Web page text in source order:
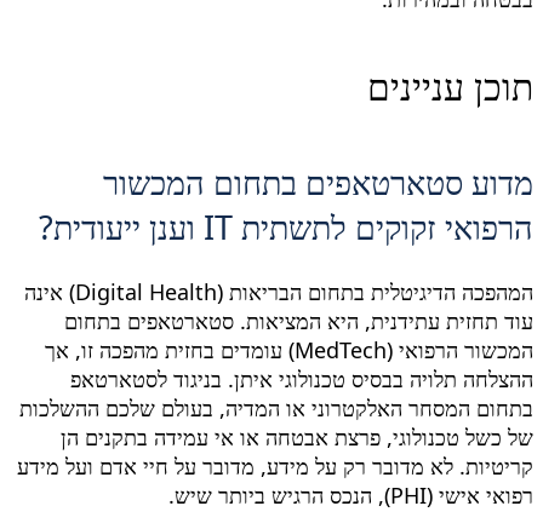
תוכן עניינים
מדוע סטארטאפים בתחום המכשור
הרפואי זקוקים לתשתית IT וענן ייעודית?
המהפכה הדיגיטלית בתחום הבריאות (Digital Health) אינה
עוד תחזית עתידנית, היא המציאות. סטארטאפים בתחום
המכשור הרפואי (MedTech) עומדים בחזית מהפכה זו, אך
ההצלחה תלויה בבסיס טכנולוגי איתן. בניגוד לסטארטאפ
בתחום המסחר האלקטרוני או המדיה, בעולם שלכם ההשלכות
של כשל טכנולוגי, פרצת אבטחה או אי עמידה בתקנים הן
קריטיות. לא מדובר רק על מידע, מדובר על חיי אדם ועל מידע
רפואי אישי (PHI), הנכס הרגיש ביותר שיש.